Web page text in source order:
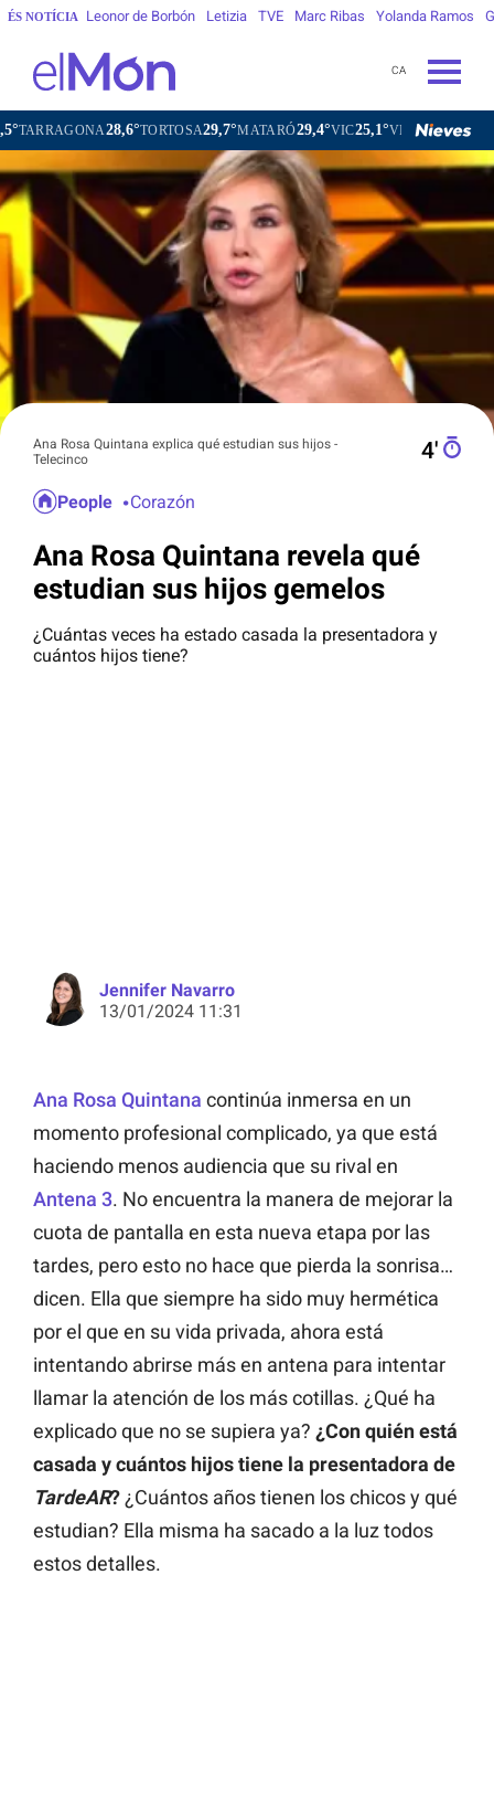
ÉS NOTÍCIA Leonor de Borbón Letizia TVE Marc Ribas Yolanda Ramos
CA
28,6°TORTOSA29,7°MATARÓ29,4°VIC25,1°VILAFRANCA DEL PENEDÈS
Ana Rosa Quintana explica qué estudian sus hijos -
Telecinco
4′
People Corazón
Ana Rosa Quintana revela qué
estudian sus hijos gemelos
¿Cuántas veces ha estado casada la presentadora y
cuántos hijos tiene?
Jennifer Navarro
13/01/2024 11:31
Ana Rosa Quintana continúa inmersa en un
momento profesional complicado, ya que está
haciendo menos audiencia que su rival en
Antena 3. No encuentra la manera de mejorar la
cuota de pantalla en esta nueva etapa por las
tardes, pero esto no hace que pierda la sonrisa…
dicen. Ella que siempre ha sido muy hermética
por el que en su vida privada, ahora está
intentando abrirse más en antena para intentar
llamar la atención de los más cotillas. ¿Qué ha
explicado que no se supiera ya? ¿Con quién está
casada y cuántos hijos tiene la presentadora de
TardeAR? ¿Cuántos años tienen los chicos y qué
estudian? Ella misma ha sacado a la luz todos
estos detalles.